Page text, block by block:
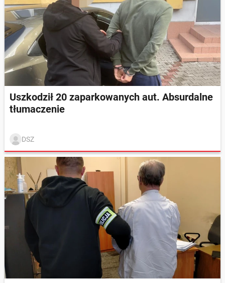
Uszkodził 20 zaparkowanych aut. Absurdalne
tłumaczenie
DSZ